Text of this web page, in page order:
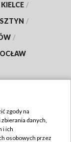
KIELCE /
/
/
zgody na
danych,
i ich
osobowych przez